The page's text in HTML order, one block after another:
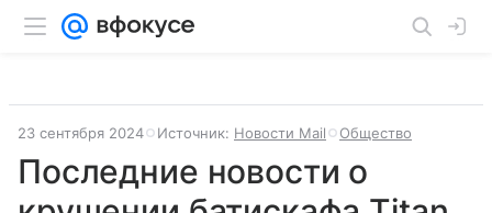
23 сентября 2024 Источник: Новости Mail Общество
Последние новости о